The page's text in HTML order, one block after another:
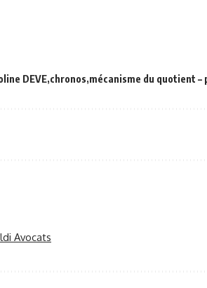
DEVE chronos mécanisme du quotient –
Avocats